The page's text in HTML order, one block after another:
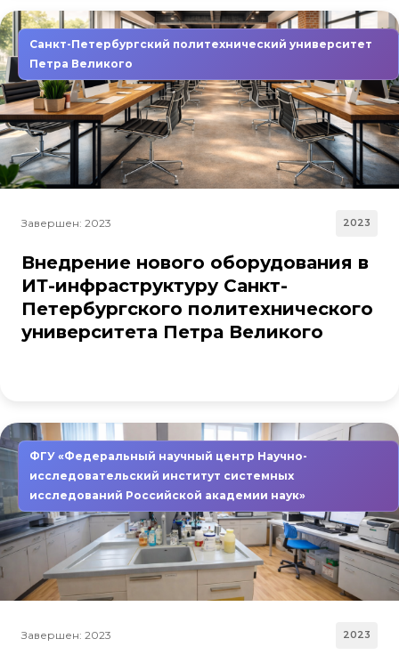
Санкт-Петербургский политехнический университет
Петра Великого
Завершен: 2023 2023
Внедрение нового оборудования в
ИТ-инфраструктуру Санкт-
Петербургского политехнического
университета Петра Великого
ФГУ «Федеральный научный центр Научно-
исследовательский институт системных
исследований Российской академии наук»
Завершен: 2023 2023